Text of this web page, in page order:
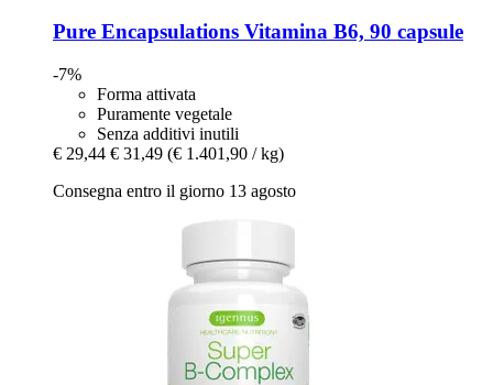
Pure Encapsulations Vitamina B6, 90 capsule
-7%
Forma attivata
Puramente vegetale
Senza additivi inutili
€ 29,44 € 31,49 (€ 1.401,90 / kg)
Consegna entro il giorno 13 agosto